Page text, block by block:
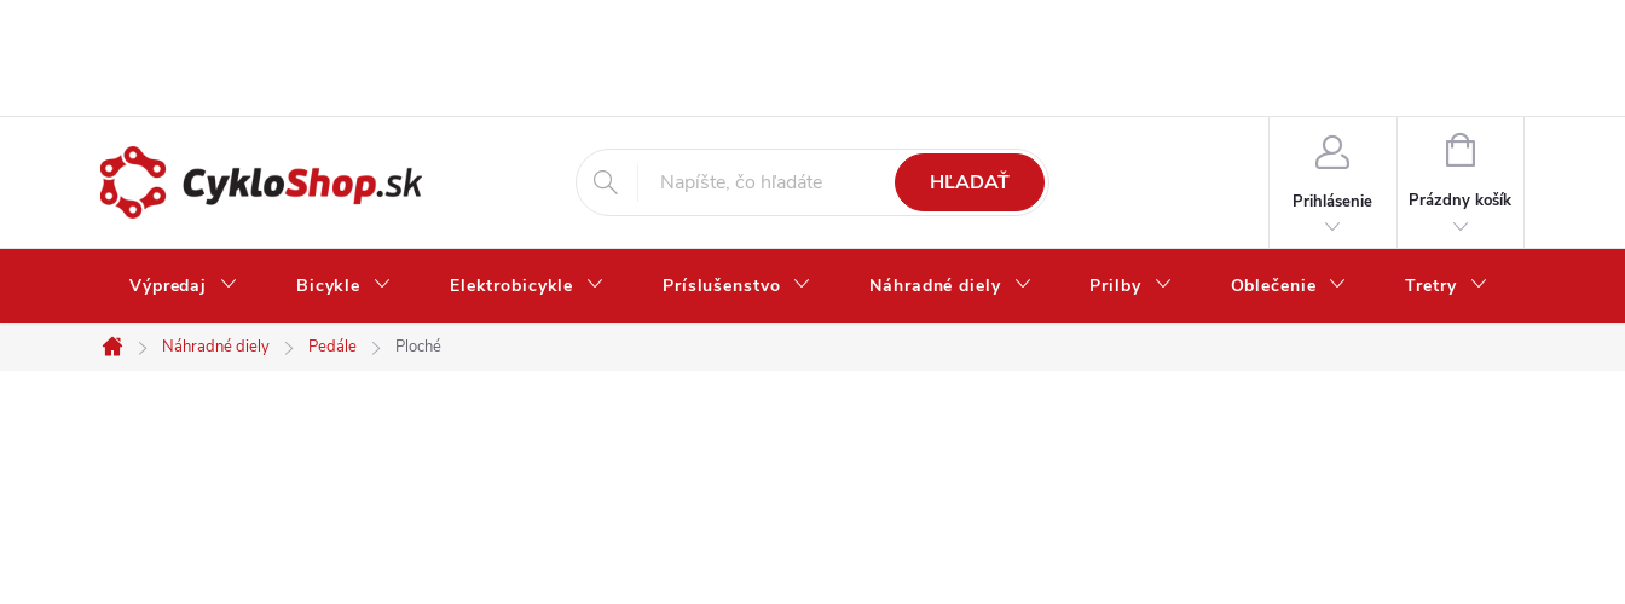
HĽADAŤ
Prihlásenie
NÁKUPNÝ
Prázdny košík
Výpredaj Bicykle Elektrobicykle Príslušenstvo Náhradné diely Prilby Oblečenie Tretry
Domov
Náhradné diely Pedále Ploché